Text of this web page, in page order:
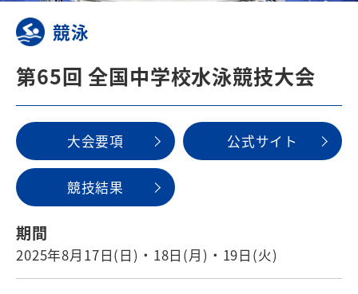
競泳
第65回 全国中学校水泳競技大会
⼤会要項 公式サイト
競技結果
期間
2025年8月17日(日)・18日(月)・19日(火)